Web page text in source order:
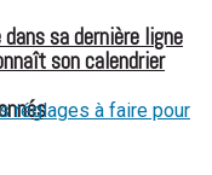
sa dernière ligne
son calendrier